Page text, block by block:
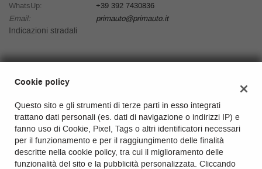
WhatsUp:
+39 392 7430836
Email:
primauto@primauto.it
Indicazioni stradali
PrimAuto S.r.l.
C.F/P.IVA:03337100543
Registro delle imprese:
Perugia
REA: PG-281722
Capitale sociale: €33.500 i.v.
Cookie policy
Questo sito e gli strumenti di terze parti in esso integrati
trattano dati personali (es. dati di navigazione o indirizzi IP) e
fanno uso di Cookie, Pixel, Tags o altri identificatori necessari
per il funzionamento e per il raggiungimento delle finalità
descritte nella cookie policy, tra cui il miglioramento delle
funzionalità del sito e la pubblicità personalizzata. Cliccando